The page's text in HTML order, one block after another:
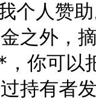
个人赞
之外，
你可以
持有者